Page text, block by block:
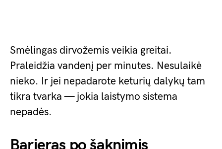
Smėlingas dirvožemis veikia greitai.
Praleidžia vandenį per minutes. Nesulaikė
nieko. Ir jei nepadarote keturių dalykų tam
tikra tvarka — jokia laistymo sistema
nepadės.